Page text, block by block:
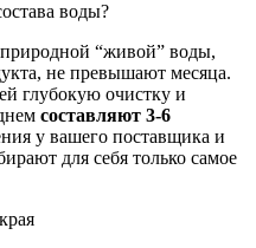
воды?
“живой” воды,
не превышают месяца.
глубокую очистку и
составляют 3-6
у вашего поставщика и
для себя только самое